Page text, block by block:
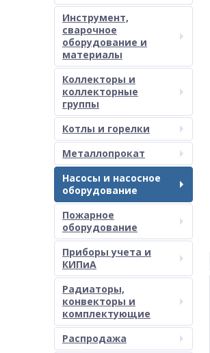
Инструмент,
сварочное
оборудование и
материалы
Коллекторы и
коллекторные
группы
Котлы и горелки
Металлопрокат
Насосы и насосное
оборудование
Пожарное
оборудование
Приборы учета и
КИПиА
Радиаторы,
конвекторы и
комплектующие
Распродажа